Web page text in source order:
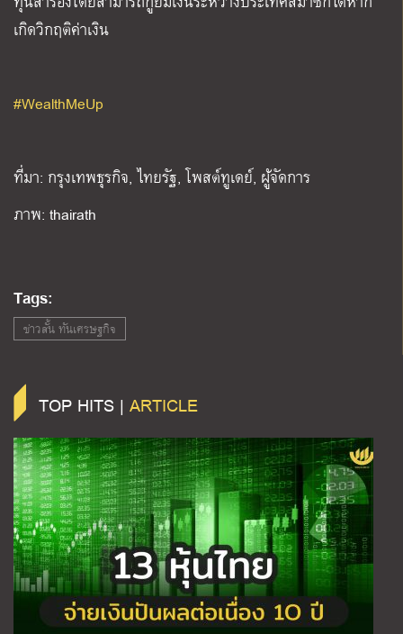
เกิดวิกฤติค่าเงิน
#WealthMeUp
ที่มา: กรุงเทพธุรกิจ, ไทยรัฐ, โพสต์ทูเดย์, ผู้จัดการ
ภาพ: thairath
Tags:
ข่าวสั้น ทันเศรษฐกิจ
TOP HITS | ARTICLE